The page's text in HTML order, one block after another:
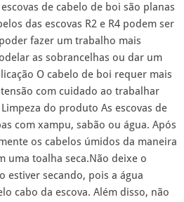
de cabelo de boi são planas
das escovas R2 e R4 podem ser
fazer um trabalho mais
as sobrancelhas ou dar um
O cabelo de boi requer mais
com cuidado ao trabalhar
do produto As escovas de
com xampu, sabão ou água. Após
os cabelos úmidos da maneira
uma toalha seca.Não deixe o
estiver secando, pois a água
cabo da escova. Além disso, não